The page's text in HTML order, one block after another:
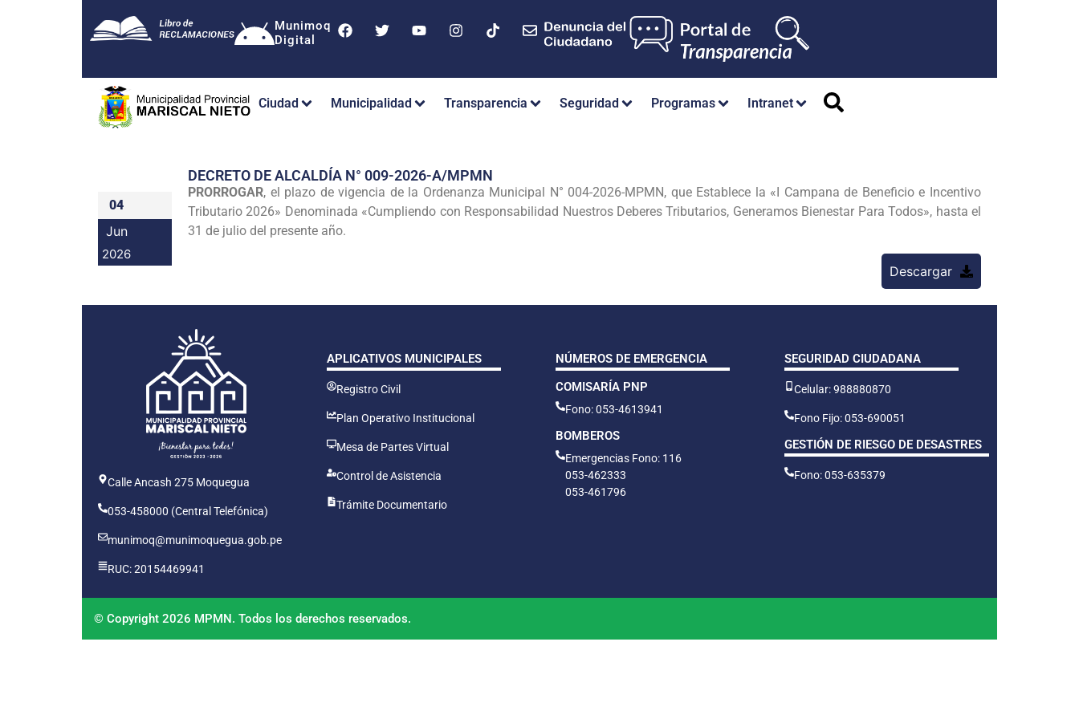
Munimoq
Digital
Ciudad Municipalidad Transparencia Seguridad Programas Intranet
04
Jun
2026
DECRETO DE ALCALDÍA N° 009-2026-A/MPMN
PRORROGAR, el plazo de vigencia de la Ordenanza Municipal N° 004-2026-MPMN, que Establece la «I Campana de Beneficio e Incentivo
Tributario 2026» Denominada «Cumpliendo con Responsabilidad Nuestros Deberes Tributarios, Generamos Bienestar Para Todos», hasta el
31 de julio del presente año.
Descargar
Calle Ancash 275 Moquegua
053-458000 (Central Telefónica)
munimoq@munimoquegua.gob.pe
RUC: 20154469941
APLICATIVOS MUNICIPALES
Registro Civil
Plan Operativo Institucional
Mesa de Partes Virtual
Control de Asistencia
Trámite Documentario
NÚMEROS DE EMERGENCIA
COMISARÍA PNP
Fono: 053-4613941
BOMBEROS
Emergencias Fono: 116
053-462333
053-461796
SEGURIDAD CIUDADANA
Celular: 988880870
Fono Fijo: 053-690051
GESTIÓN DE RIESGO DE DESASTRES
Fono: 053-635379
© Copyright 2026 MPMN. Todos los derechos reservados.